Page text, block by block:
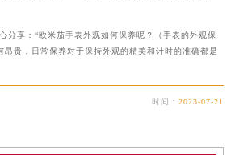
享：“欧米茄手表外观如何保养呢？（手表的外观保
昂贵，日常保养对于保持外观的精美和计时的准确都是
时间：2023-07-21